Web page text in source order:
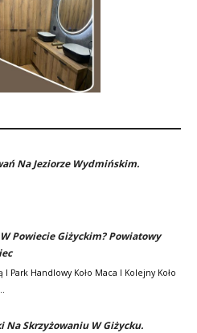
Na Jeziorze Wydmińskim.
Powiecie Giżyckim? Powiatowy
Park Handlowy Koło Maca I Kolejny Koło
Na Skrzyżowaniu W Giżycku.